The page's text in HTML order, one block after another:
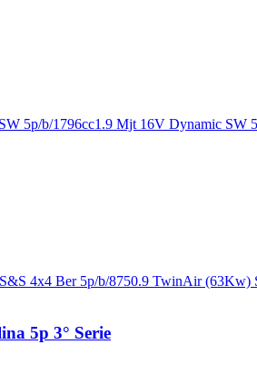
5p/b/1796cc1.9 Mjt 16V Dynamic SW
4x4 Ber 5p/b/8750.9 TwinAir (63Kw)
5p 3° Serie